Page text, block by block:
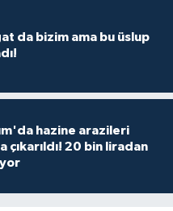
da bizim ama bu üslup
hazine arazileri
çıkarıldı! 20 bin liradan